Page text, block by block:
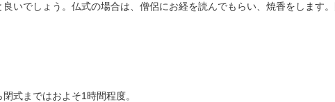
いでしょう。仏式の場合は、僧侶にお経を読んでもらい、焼香をします
式まではおよそ1時間程度。